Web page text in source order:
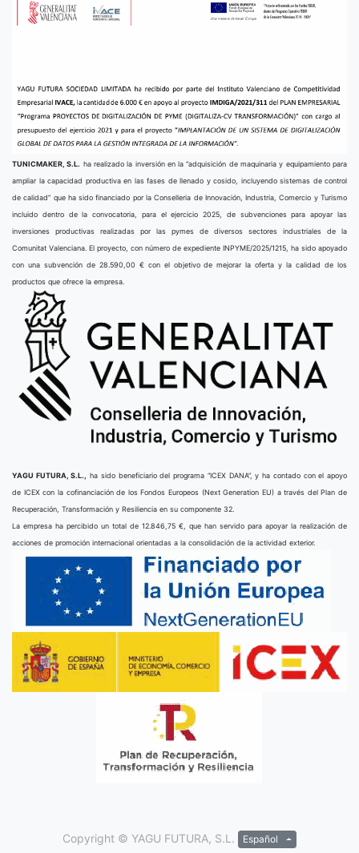
TUNICMAKER, S.L. ha realizado la inversión en la “adquisición de maquinaria y equipamiento para
ampliar la capacidad productiva en las fases de llenado y cosido, incluyendo sistemas de control
de calidad” que ha sido financiado por la Conselleria de Innovación, Industria, Comercio y Turismo
incluido dentro de la convocatoria, para el ejercicio 2025, de subvenciones para apoyar las
inversiones productivas realizadas por las pymes de diversos sectores industriales de la
Comunitat Valenciana. El proyecto, con número de expediente INPYME/2025/1215, ha sido apoyado
con una subvención de 28.590,00 € con el objetivo de mejorar la oferta y la calidad de los
productos que ofrece la empresa.
YAGU FUTURA, S.L.,
ha sido beneficiario del programa “ICEX DANA”, y ha contado con el apoyo
de ICEX con la cofinanciación de los Fondos Europeos (Next Generation EU) a través del Plan de
Recuperación, Transformación y Resiliencia en su componente 32.
La empresa ha percibido un total de 12.846,75 €, que han servido para apoyar la realización de
acciones de promoción internacional orientadas a la consolidación de la actividad exterior.
Copyright © YAGU FUTURA, S.L. Español